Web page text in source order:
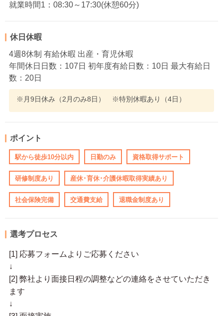
就業時間1：08:30～17:30(休憩60分)
休日休暇
4週8休制 有給休暇 出産・育児休暇
年間休日日数：107日 初年度有給日数：10日 最大有給日
数：20日
※月9日休み（2月のみ8日） ※特別休暇あり（4日）
ポイント
駅から徒歩10分以内 日勤のみ 資格取得サポート
研修制度あり 産休･育休･介護休暇取得実績あり
社会保険完備 交通費支給 退職金制度あり
選考プロセス
[1] 応募フォームよりご応募ください
↓
[2] 弊社より面接日程の調整などの連絡をさせていただき
ます
↓